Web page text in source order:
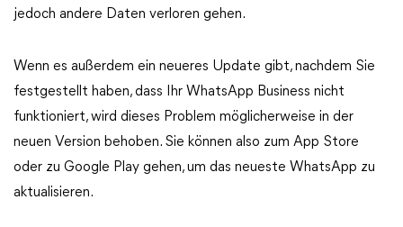
jedoch andere Daten verloren gehen.
Wenn es außerdem ein neueres Update gibt, nachdem Sie
festgestellt haben, dass Ihr WhatsApp Business nicht
funktioniert, wird dieses Problem möglicherweise in der
neuen Version behoben. Sie können also zum App Store
oder zu Google Play gehen, um das neueste WhatsApp zu
aktualisieren.